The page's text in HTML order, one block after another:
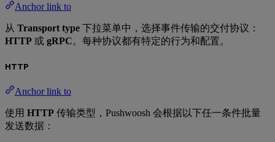
Anchor link to
从 Transport type 下拉菜单中，选择事件传输的交付协议：
HTTP 或 gRPC。每种协议都有特定的行为和配置。
HTTP
Anchor link to
使用 HTTP 传输类型，Pushwoosh 会根据以下任一条件批量
发送数据：